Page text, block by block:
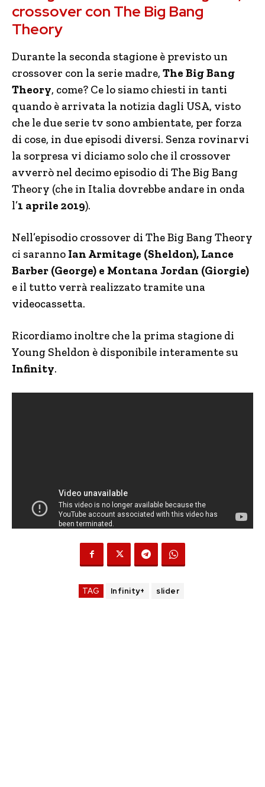
crossover con The Big Bang
Theory
Durante la seconda stagione è previsto un
crossover con la serie madre, The Big Bang
Theory, come? Ce lo siamo chiesti in tanti
quando è arrivata la notizia dagli USA, visto
che le due serie tv sono ambientate, per forza
di cose, in due episodi diversi. Senza rovinarvi
la sorpresa vi diciamo solo che il crossover
avverrò nel decimo episodio di The Big Bang
Theory (che in Italia dovrebbe andare in onda
l’1 aprile 2019).
Nell’episodio crossover di The Big Bang Theory
ci saranno Ian Armitage (Sheldon), Lance
Barber (George) e Montana Jordan (Giorgie)
e il tutto verrà realizzato tramite una
videocassetta.
Ricordiamo inoltre che la prima stagione di
Young Sheldon è disponibile interamente su
Infinity.
TAG Infinity+ slider